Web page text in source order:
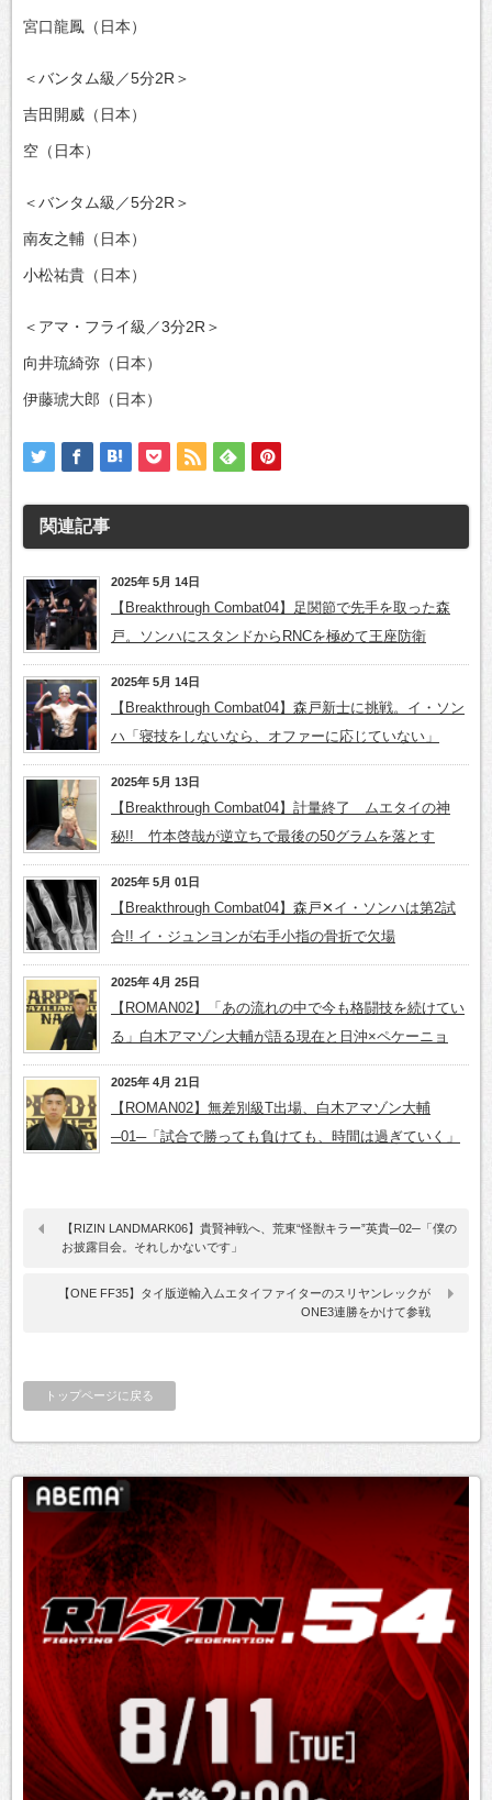
宮口龍鳳（日本）
＜バンタム級／5分2R＞
吉田開威（日本）
空（日本）
＜バンタム級／5分2R＞
南友之輔（日本）
小松祐貴（日本）
＜アマ・フライ級／3分2R＞
向井琉綺弥（日本）
伊藤琥大郎（日本）
関連記事
2025年 5月 14日
【Breakthrough Combat04】足関節で先手を取った森
戸。ソンハにスタンドからRNCを極めて王座防衛
2025年 5月 14日
【Breakthrough Combat04】森戸新士に挑戦。イ・ソン
ハ「寝技をしないなら、オファーに応じていない」
2025年 5月 13日
【Breakthrough Combat04】計量終了 ムエタイの神
秘!! 竹本啓哉が逆立ちで最後の50グラムを落とす
2025年 5月 01日
【Breakthrough Combat04】森戸✕イ・ソンハは第2試
合!! イ・ジュンヨンが右手小指の骨折で欠場
2025年 4月 25日
【ROMAN02】「あの流れの中で今も格闘技を続けてい
る」白木アマゾン大輔が語る現在と日沖×ペケーニョ
2025年 4月 21日
【ROMAN02】無差別級T出場、白木アマゾン大輔
─01─「試合で勝っても負けても、時間は過ぎていく」
【RIZIN LANDMARK06】貴賢神戦へ、荒東“怪獣キラー”英貴─02─「僕の
お披露目会。それしかないです」
【ONE FF35】タイ版逆輸入ムエタイファイターのスリヤンレックが
ONE3連勝をかけて参戦
トップページに戻る